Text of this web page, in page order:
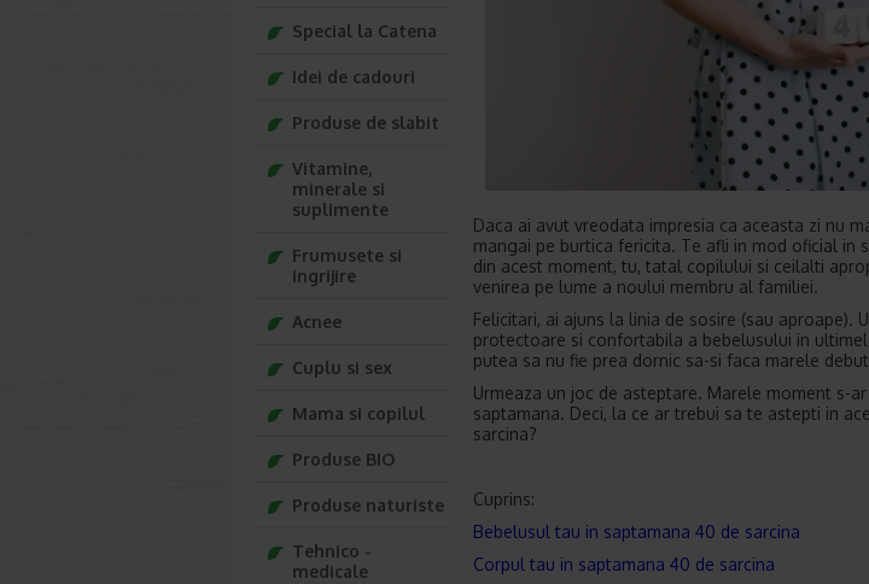
Daca ai avut vreodata impresia ca aceasta zi nu
mangai pe burtica fericita. Te afli in mod oficial in
din acest moment, tu, tatal copilului si ceilalti
venirea pe lume a noului membru al familiei.
Felicitari, ai ajuns la linia de sosire (sau aproape).
protectoare si confortabila a bebelusului in
putea sa nu fie prea dornic sa-si faca marele
Urmeaza un joc de asteptare. Marele moment s-
saptamana. Deci, la ce ar trebui sa te astepti in
sarcina?
Cuprins:
Bebelusul tau in saptamana 40 de sarcina
Corpul tau in saptamana 40 de sarcina
Special la Catena
Idei de cadouri
Produse de slabit
Vitamine,
minerale si
suplimente
Frumusete si
ingrijire
Acnee
Cuplu si sex
Mama si copilul
Produse BIO
Produse naturiste
Tehnico -
medicale